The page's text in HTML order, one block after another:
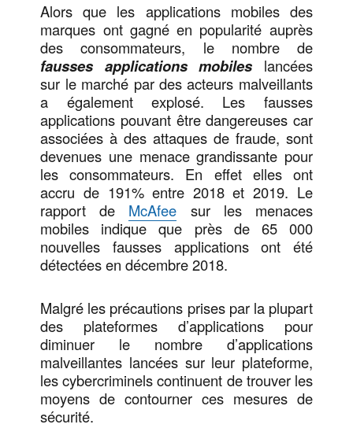
Alors que les applications mobiles des
marques ont gagné en popularité auprès
des consommateurs, le nombre de
fausses applications mobiles lancées
sur le marché par des acteurs malveillants
a également explosé. Les fausses
applications pouvant être dangereuses car
associées à des attaques de fraude, sont
devenues une menace grandissante pour
les consommateurs. En effet elles ont
accru de 191% entre 2018 et 2019. Le
rapport de McAfee sur les menaces
mobiles indique que près de 65 000
nouvelles fausses applications ont été
détectées en décembre 2018.
Malgré les précautions prises par la plupart
des plateformes d’applications pour
diminuer le nombre d’applications
malveillantes lancées sur leur plateforme,
les cybercriminels continuent de trouver les
moyens de contourner ces mesures de
sécurité.